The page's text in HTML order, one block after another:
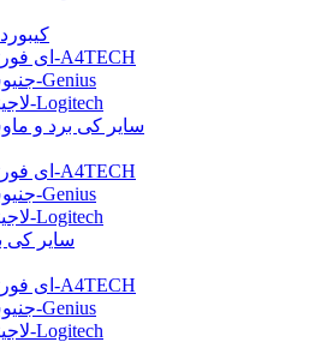
ای فورتک-A4TECH
جنیوس-Genius
لاجیتک-Logitech
سایر کی برد و
ای فورتک-A4TECH
جنیوس-Genius
لاجیتک-Logitech
سایر کی
ای فورتک-A4TECH
جنیوس-Genius
لاجیتک-Logitech